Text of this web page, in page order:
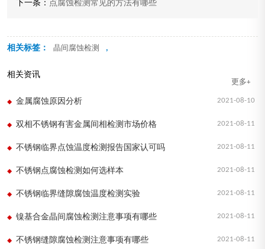
下一条： 点腐蚀检测常见的方法有哪些
相关标签： 晶间腐蚀检测 ,
相关资讯
更多+
2021-08-10
金属腐蚀原因分析
2021-08-11
双相不锈钢有害金属间相检测市场价格
2021-08-11
不锈钢临界点蚀温度检测报告国家认可吗
2021-08-11
不锈钢点腐蚀检测如何选样本
2021-08-11
不锈钢临界缝隙腐蚀温度检测实验
2021-08-11
镍基合金晶间腐蚀检测注意事项有哪些
2021-08-11
不锈钢缝隙腐蚀检测注意事项有哪些